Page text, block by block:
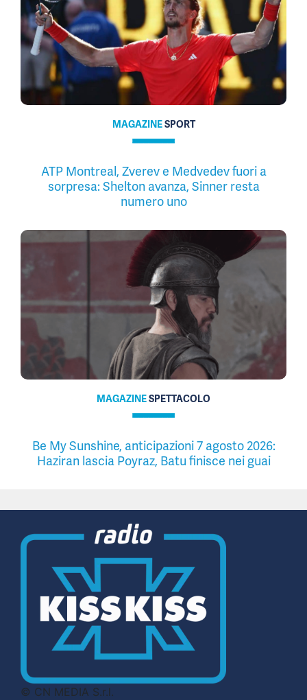
MAGAZINESPORT
ATP Montreal, Zverev e Medvedev fuori a
sorpresa: Shelton avanza, Sinner resta
numero uno
MAGAZINESPETTACOLO
Be My Sunshine, anticipazioni 7 agosto 2026:
Haziran lascia Poyraz, Batu finisce nei guai
© CN MEDIA S.r.l.